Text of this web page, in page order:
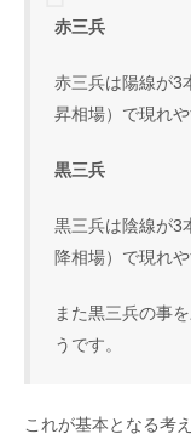
赤三兵
赤三兵は陽線が3
昇相場）で現れ
黒三兵
黒三兵は陰線が3
降相場）で現れ
また黒三兵の事
うです。
これが基本となる考